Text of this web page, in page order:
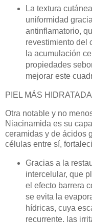
La textura
uniformidad
antinflamatorio,
revestimiento del
la acumulación
propiedades
mejorar este
PIEL MÁS HIDRATADA
Otra notable y no
Niacinamida es su
ceramidas y de ácidos
células entre sí,
Gracias a la
intercelular, que
el efecto barrera
se evita la
hídricas, cuya
recurrente, las